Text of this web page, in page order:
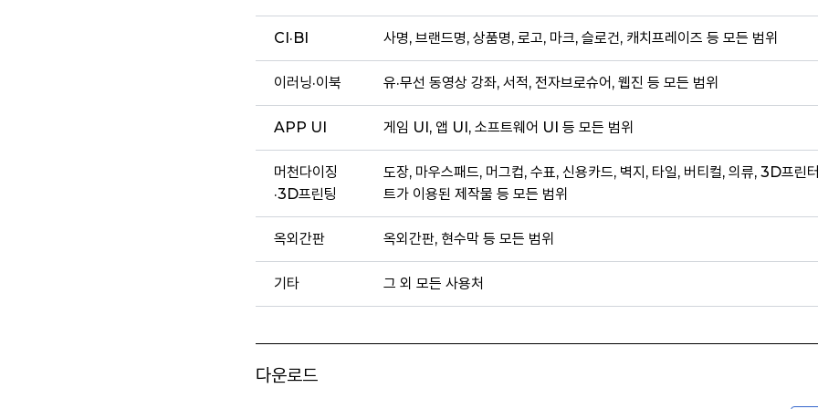
CI·BI 사명, 브랜드명, 상품명, 로고, 마크, 슬로건, 캐치프레이즈 등 모든 범위
이러닝·이북 유·무선 동영상 강좌, 서적, 전자브로슈어, 웹진 등 모든 범위
APP UI 게임 UI, 앱 UI, 소프트웨어 UI 등 모든 범위
머천다이징
·3D프린팅
도장, 마우스패드, 머그컵, 수표, 신용카드, 벽지, 타일, 버티컬, 의류, 3D프린
트가 이용된 제작물 등 모든 범위
옥외간판 옥외간판, 현수막 등 모든 범위
기타 그 외 모든 사용처
다운로드